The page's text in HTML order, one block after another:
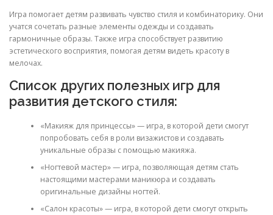
Игра помогает детям развивать чувство стиля и комбинаторику. Они
учатся сочетать разные элементы одежды и создавать
гармоничные образы. Также игра способствует развитию
эстетического восприятия, помогая детям видеть красоту в
мелочах.
Список других полезных игр для
развития детского стиля:
«Макияж для принцессы» — игра, в которой дети смогут
попробовать себя в роли визажистов и создавать
уникальные образы с помощью макияжа.
«Ногтевой мастер» — игра, позволяющая детям стать
настоящими мастерами маникюра и создавать
оригинальные дизайны ногтей.
«Салон красоты» — игра, в которой дети смогут открыть